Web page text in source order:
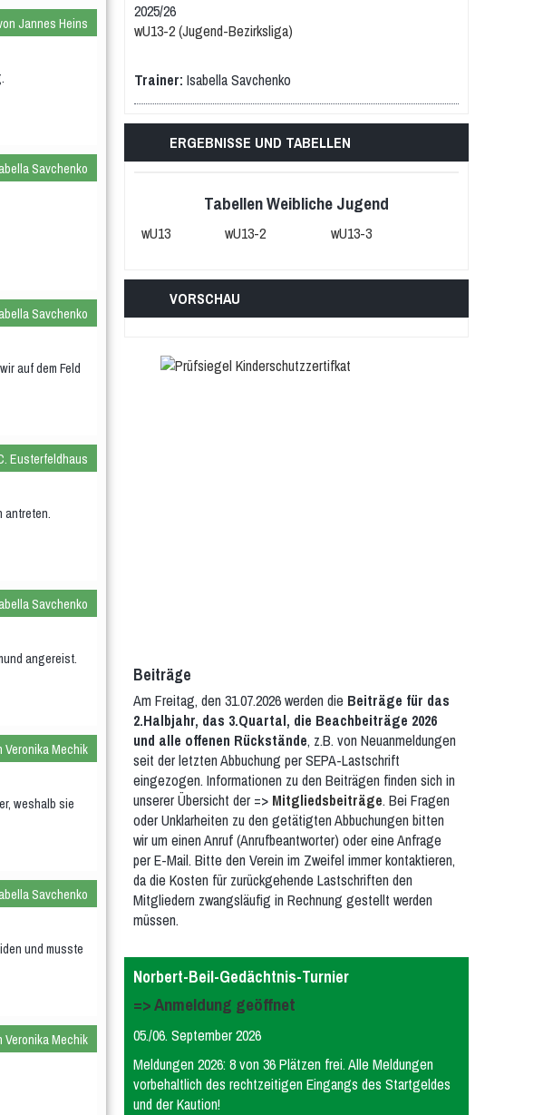
Jannes Heins
Savchenko
Savchenko
auf dem Feld
Eusterfeldhaus
antreten.
Savchenko
angereist.
Veronika Mechik
weshalb sie
Savchenko
und musste
Veronika Mechik
2025/26
wU13-2 (Jugend-Bezirksliga)
Trainer: Isabella Savchenko
ERGEBNISSE UND TABELLEN
Tabellen Weibliche Jugend
wU13 wU13-2 wU13-3
VORSCHAU
Beiträge
Am Freitag, den 31.07.2026 werden die Beiträge für das
2.Halbjahr, das 3.Quartal, die Beachbeiträge 2026
und alle offenen Rückstände, z.B. von Neuanmeldungen
seit der letzten Abbuchung per SEPA-Lastschrift
eingezogen. Informationen zu den Beiträgen finden sich in
unserer Übersicht der => Mitgliedsbeiträge. Bei Fragen
oder Unklarheiten zu den getätigten Abbuchungen bitten
wir um einen Anruf (Anrufbeantworter) oder eine Anfrage
per E-Mail. Bitte den Verein im Zweifel immer kontaktieren,
da die Kosten für zurückgehende Lastschriften den
Mitgliedern zwangsläufig in Rechnung gestellt werden
müssen.
Norbert-Beil-Gedächtnis-Turnier
=> Anmeldung geöffnet
05./06. September 2026
Meldungen 2026: 8 von 36 Plätzen frei. Alle Meldungen
vorbehaltlich des rechtzeitigen Eingangs des Startgeldes
und der Kaution!